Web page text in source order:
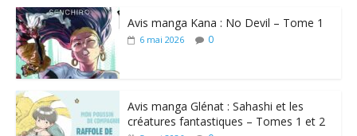
Avis manga Kana : No Devil – Tome 1
6 mai 2026 0
Avis manga Glénat : Sahashi et les
créatures fantastiques – Tomes 1 et 2